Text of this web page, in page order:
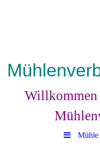
Willkommen
Mühle